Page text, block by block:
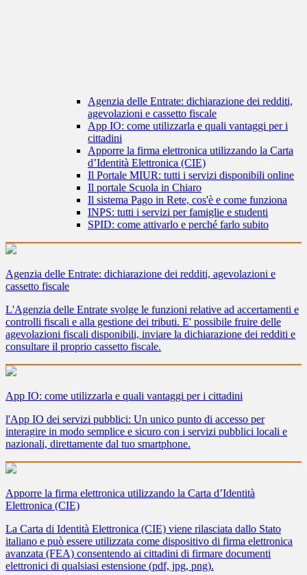
Agenzia delle Entrate: dichiarazione dei redditi,
agevolazioni e cassetto fiscale
App IO: come utilizzarla e quali vantaggi per i
cittadini
Apporre la firma elettronica utilizzando la Carta
d’Identità Elettronica (CIE)
Il Portale MIUR: tutti i servizi disponibili online
Il portale Scuola in Chiaro
Il sistema Pago in Rete, cos'è e come funziona
INPS: tutti i servizi per famiglie e studenti
SPID: come attivarlo e perché farlo subito
Agenzia delle Entrate: dichiarazione dei redditi, agevolazioni e
cassetto fiscale
L'Agenzia delle Entrate svolge le funzioni relative ad accertamenti e
controlli fiscali e alla gestione dei tributi. E' possibile fruire delle
agevolazioni fiscali disponibili, inviare la dichiarazione dei redditi e
consultare il proprio cassetto fiscale.
App IO: come utilizzarla e quali vantaggi per i cittadini
l'App IO dei servizi pubblici: Un unico punto di accesso per
interagire in modo semplice e sicuro con i servizi pubblici locali e
nazionali, direttamente dal tuo smartphone.
Apporre la firma elettronica utilizzando la Carta d’Identità
Elettronica (CIE)
La Carta di Identità Elettronica (CIE) viene rilasciata dallo Stato
italiano e può essere utilizzata come dispositivo di firma elettronica
avanzata (FEA) consentendo ai cittadini di firmare documenti
elettronici di qualsiasi estensione (pdf, jpg, png).